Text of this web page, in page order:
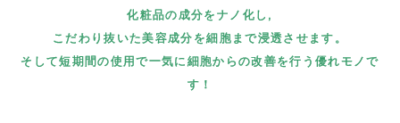
化粧品の成分をナノ化し,
こだわり抜いた美容成分を細胞まで浸透させます。
そして短期間の使用で一気に細胞からの改善を行う優れモノで
す！